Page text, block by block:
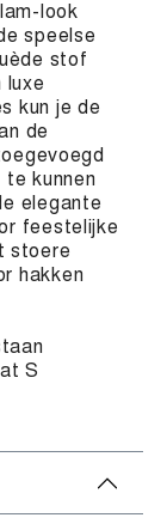
look
speelse
stof
luxe
kun je de
de
te kunnen
elegante
feestelijke
stoere
hakken
S